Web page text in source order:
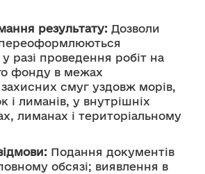
результату: Дозволи
разі проведення робіт на
фонду в межах
смуг уздовж морів,
і лиманів, у внутрішніх
лиманах і територіальному
Подання документів
обсязі; виявлення в